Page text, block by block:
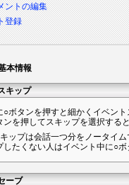
ントの編集
登録
本情報
キップ
○ボタンを押すと細かくイベン
ンを押してスキップを選択する
ップは会話一つ分をノータイ
したくない人はイベント中に○
ーブ